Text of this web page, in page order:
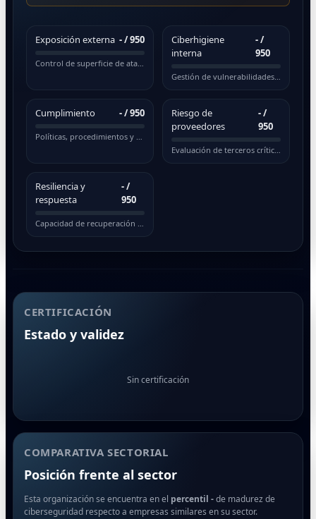
Exposición externa -/ 950
Control de superficie de ataque pública
Ciberhigiene
interna
-/
950
Gestión de vulnerabilidades y actualizaciones
Cumplimiento -/ 950
Políticas, procedimientos y normativas
Riesgo de
proveedores
-/
950
Evaluación de terceros críticos
Resiliencia y
respuesta
-/
950
Capacidad de recuperación ante incidentes
CERTIFICACIÓN
Estado y validez
Sin certificación
COMPARATIVA SECTORIAL
Posición frente al sector
Esta organización se encuentra en el percentil -de madurez de
ciberseguridad respecto a empresas similares en su sector.